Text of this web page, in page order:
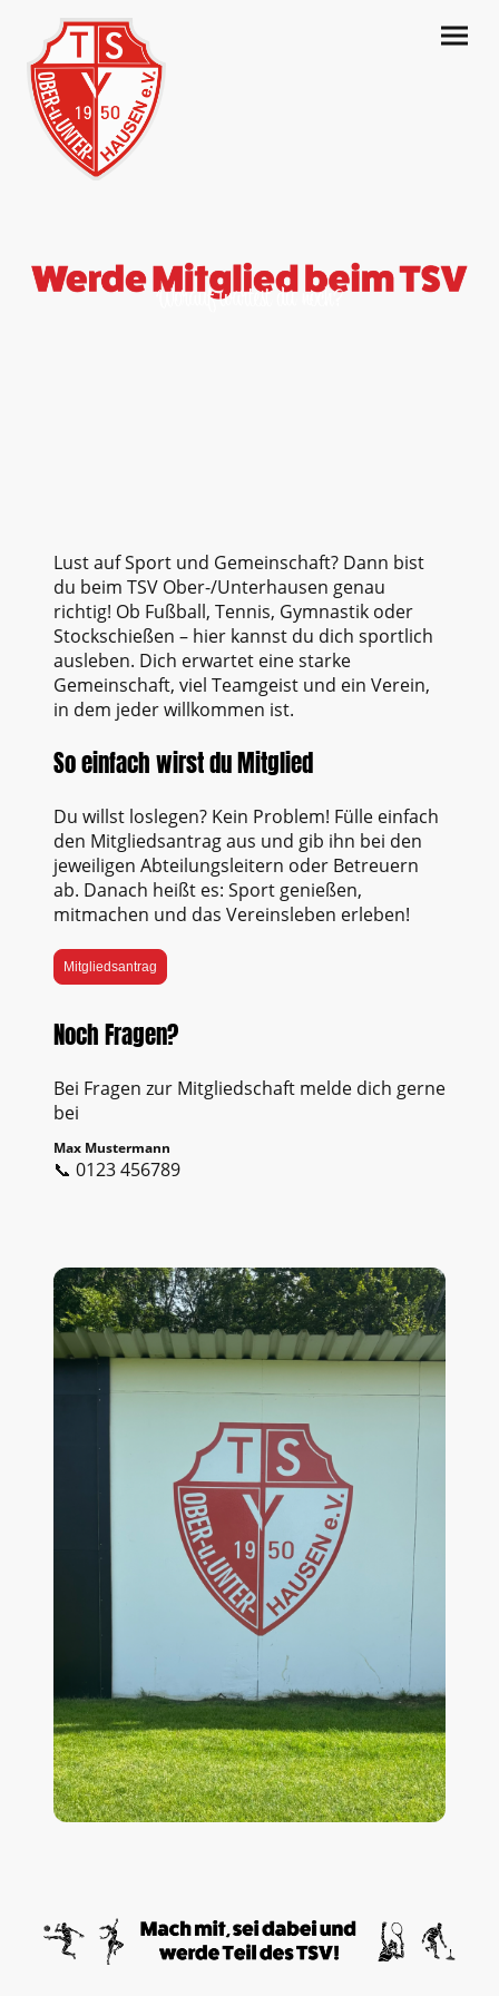
Lust auf Sport und Gemeinschaft? Dann bist
du beim TSV Ober-/Unterhausen genau
richtig! Ob Fußball, Tennis, Gymnastik oder
Stockschießen – hier kannst du dich sportlich
ausleben. Dich erwartet eine starke
Gemeinschaft, viel Teamgeist und ein Verein,
in dem jeder willkommen ist.
So einfach wirst du Mitglied
Du willst loslegen? Kein Problem! Fülle einfach
den Mitgliedsantrag aus und gib ihn bei den
jeweiligen Abteilungsleitern oder Betreuern
ab. Danach heißt es: Sport genießen,
mitmachen und das Vereinsleben erleben!
Mitgliedsantrag
Noch Fragen?
Bei Fragen zur Mitgliedschaft melde dich gerne
bei
Max Mustermann
📞 0123 456789